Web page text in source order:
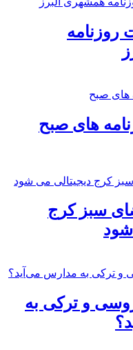
های صبح
سبز کرج
شود
و ترکی به